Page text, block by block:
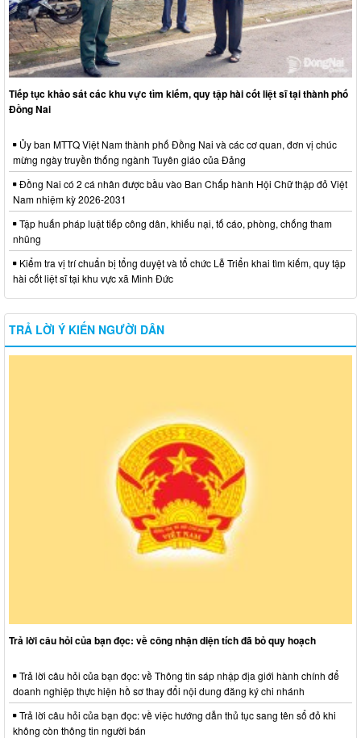
Tiếp tục khảo sát các khu vực tìm kiếm, quy tập hài cốt liệt sĩ tại thành phố
Đồng Nai
Ủy ban MTTQ Việt Nam thành phố Đồng Nai và các cơ quan, đơn vị chúc
mừng ngày truyền thống ngành Tuyên giáo của Đảng
Đồng Nai có 2 cá nhân được bầu vào Ban Chấp hành Hội Chữ thập đỏ Việt
Nam nhiệm kỳ 2026-2031
Tập huấn pháp luật tiếp công dân, khiếu nại, tố cáo, phòng, chống tham
nhũng
Kiểm tra vị trí chuẩn bị tổng duyệt và tổ chức Lễ Triển khai tìm kiếm, quy tập
hài cốt liệt sĩ tại khu vực xã Minh Đức
TRẢ LỜI Ý KIẾN NGƯỜI DÂN
Trả lời câu hỏi của bạn đọc: về công nhận diện tích đã bỏ quy hoạch
Trả lời câu hỏi của bạn đọc: về Thông tin sáp nhập địa giới hành chính để
doanh nghiệp thực hiện hồ sơ thay đổi nội dung đăng ký chi nhánh
Trả lời câu hỏi của bạn đọc: về việc hướng dẫn thủ tục sang tên sổ đỏ khi
không còn thông tin người bán